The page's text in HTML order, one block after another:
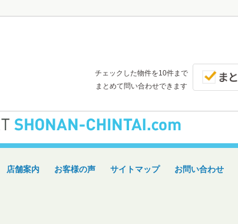
チェックした物件を10件まで
まとめて問い合わせできます
店舗案内 お客様の声 サイトマップ
お問い合わせ